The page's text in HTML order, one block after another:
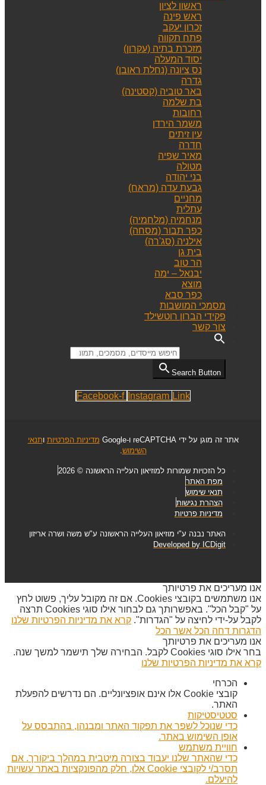
ראשון לציון
ראש פינה
זכרון יעקב
פתח תקווה
מזכרת בתיה (עקרון)
יסוד המעלה
נס ציונה (נחלת ראובן)
גדרה
באר טוביה (קסטינה)
בת שלמה
רחובות
משמר הירדן
עין זיתים
חדרה
מאיר שפיה
מטולה
בני יהודה
גבעת עדה (מראח)
מחניים
עתלית
מנחמיה (מלחמיה)
כפר תבור (מסחה)
אילניה (סג'רה)
בית גן
הר טוב
יבנאל – ימה
מוצא
כפר סבא
מסמכי המושבות
פקידי הברון רוטשילד
צור קשר
Search Button
Facebook-f Instagram Link
אתר זה מוגן על ידי reCAPTCHA ו-Google מדיניות הפרטיות ותנאי
השימוש
כל הזכויות שמורות למוזיאון העלייה הראשונה © 2026
מפת האתר
תנאי שימוש
הצהרת נגישות
מדיניות פרטיות
האתר נבנה ע"י מוזיאון העלייה הראשונה ע"ש משה ושרה אריזון
Developed by ICDigit
אנו מעריכים את פרטיותך
אנו משתמשים בקובצי Cookies. אם זה מקובל עליך, פשוט לחץ
על "קבל הכל". באפשרותך גם לבחור אילו סוגי Cookies תרצה
לקבל על-ידי לחיצה על "הגדרות". קרא את מדיניות הפרטיות שלנו
הדגרות דחה הכל אשר הכל
אנו מעריכים את פרטיותך
בחר אילו סוגי Cookies לקבל. הבחירה שלך תישמר למשך שנה.
קרא את מדיניות הפרטיות שלנו
הכרחי
קובצי Cookie אלו אינם אופציונליים. הם נדרשים להפעלת
האתר.
סטטיסטיקות
כדי שנוכל לשפר את תפקוד האתר ומבנהו, בהתבסס על
אופן השימוש באתר.
חוויית משתמש
כדי שהאתר שלנו יעבוד בצורה מיטבית במהלך ביקורך. אם
תסרב/י לקובצי Cookie אלו, חלק מהפונקציות באתר עשויות
להיעלם.